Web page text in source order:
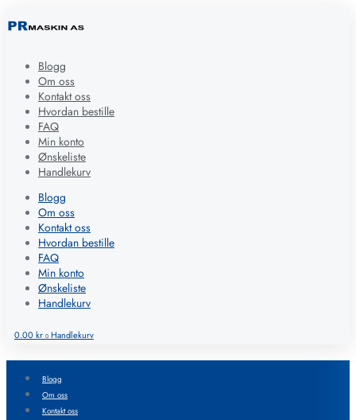
Blogg
Om oss
Kontakt oss
Hvordan bestille
FAQ
Min konto
Ønskeliste
Handlekurv
Blogg
Om oss
Kontakt oss
Hvordan bestille
FAQ
Min konto
Ønskeliste
Handlekurv
0.00kr 0 Handlekurv
Blogg
Om oss
Kontakt oss